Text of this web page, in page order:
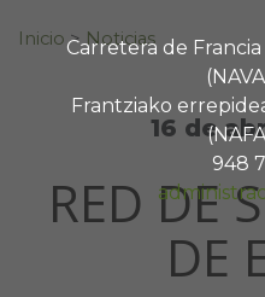
Carretera de Francia
Frantziako
948
Buscar:
Inicio > Noticias
16 de
RED DE
DE